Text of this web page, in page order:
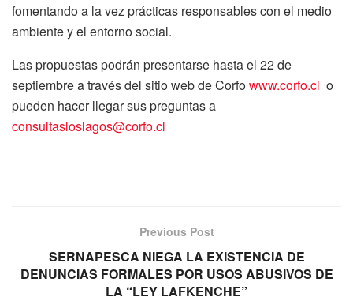
fomentando a la vez prácticas responsables con el medio
ambiente y el entorno social.
Las propuestas podrán presentarse hasta el 22 de
septiembre a través del sitio web de Corfowww.corfo.cl o
pueden hacer llegar sus preguntas a
consultasloslagos@corfo.cl
Previous Post
SERNAPESCA NIEGA LA EXISTENCIA DE
DENUNCIAS FORMALES POR USOS ABUSIVOS DE
LA “LEY LAFKENCHE”